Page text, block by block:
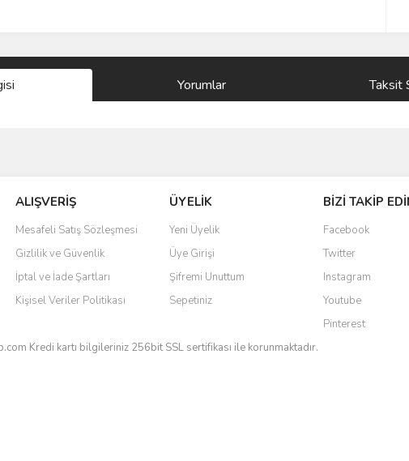
Yorumlar Taksit
veya görüntülenemiyor.
eksik bilgiler bulunuyor.
bulunuyor.
daha pahalı.
alternatifler olmalı.
ALIŞVERİŞ
Mesafeli Satış Sözleşmesi
Gizlilik ve Güvenlik
İptal ve İade Şartları
Kişisel Veriler Politikası
ÜYELİK
Yeni Üyelik
Üye Girişi
Şifremi Unuttum
Sepetiniz
BİZİ TAKİP
Facebook
Twitter
Instagram
Youtube
Pinterest
Kredi kartı bilgileriniz 256bit SSL sertifikası ile korunmaktadır.